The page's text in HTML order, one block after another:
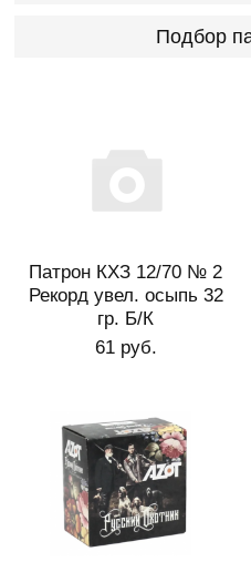
Подбор
Патрон КХЗ 12/70 № 2
Рекорд увел. осыпь 32
гр. Б/К
61 руб.